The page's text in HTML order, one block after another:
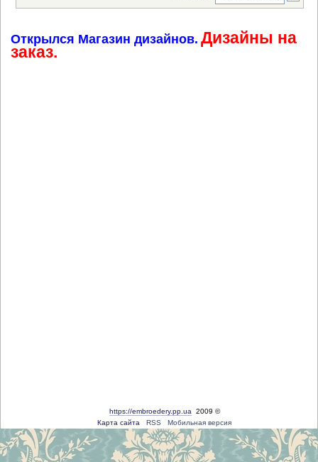
Открылся Магазин дизайнов. Дизайны на
заказ.
https://embroedery.pp.ua 2009 ©
Карта сайта
RSS Мобильная версия